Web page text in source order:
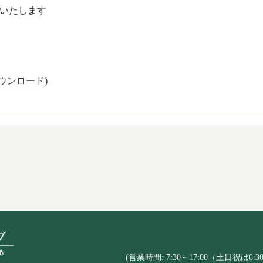
たします
ンロード)
(営業時間: 7:30～17:00（土日祝は